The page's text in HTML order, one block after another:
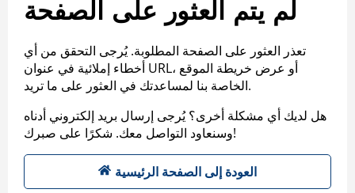
لم يتم العثور على الصفحة
تعذر العثور على الصفحة المطلوبة. يُرجى التحقق من أي
أخطاء إملائية في عنوان URL، أو عرض خريطة الموقع
الخاصة بنا لمساعدتك في العثور على ما تريد.
هل لديك أي مشكلة أخرى؟ يُرجى إرسال بريد إلكتروني أدناه
وسنعاود التواصل معك. شكرًا على صبرك!
العودة إلى الصفحة الرئيسية